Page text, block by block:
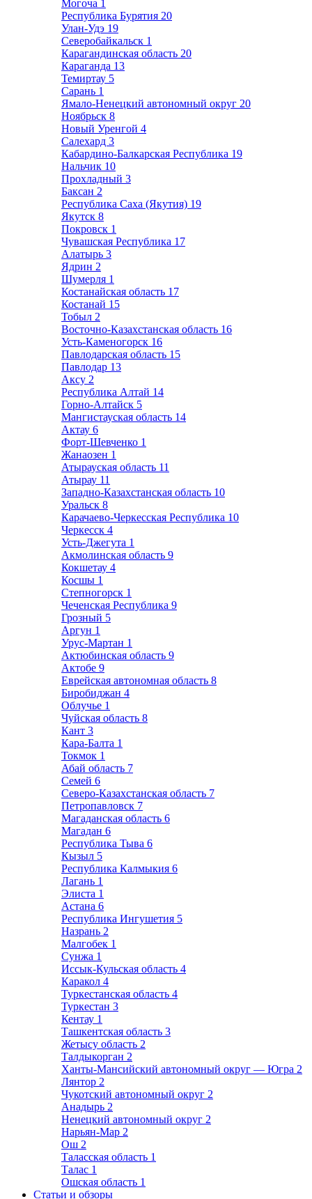
Могоча 1
Республика Бурятия 20
Улан-Удэ 19
Северобайкальск 1
Карагандинская область 20
Караганда 13
Темиртау 5
Сарань 1
Ямало-Ненецкий автономный округ 20
Ноябрьск 8
Новый Уренгой 4
Салехард 3
Кабардино-Балкарская Республика 19
Нальчик 10
Прохладный 3
Баксан 2
Республика Саха (Якутия) 19
Якутск 8
Покровск 1
Чувашская Республика 17
Алатырь 3
Ядрин 2
Шумерля 1
Костанайская область 17
Костанай 15
Тобыл 2
Восточно-Казахстанская область 16
Усть-Каменогорск 16
Павлодарская область 15
Павлодар 13
Аксу 2
Республика Алтай 14
Горно-Алтайск 5
Мангистауская область 14
Актау 6
Форт-Шевченко 1
Жанаозен 1
Атырауская область 11
Атырау 11
Западно-Казахстанская область 10
Уральск 8
Карачаево-Черкесская Республика 10
Черкесск 4
Усть-Джегута 1
Акмолинская область 9
Кокшетау 4
Косшы 1
Степногорск 1
Чеченская Республика 9
Грозный 5
Аргун 1
Урус-Мартан 1
Актюбинская область 9
Актобе 9
Еврейская автономная область 8
Биробиджан 4
Облучье 1
Чуйская область 8
Кант 3
Кара-Балта 1
Токмок 1
Абай область 7
Семей 6
Северо-Казахстанская область 7
Петропавловск 7
Магаданская область 6
Магадан 6
Республика Тыва 6
Кызыл 5
Республика Калмыкия 6
Лагань 1
Элиста 1
Астана 6
Республика Ингушетия 5
Назрань 2
Малгобек 1
Сунжа 1
Иссык-Кульская область 4
Каракол 4
Туркестанская область 4
Туркестан 3
Кентау 1
Ташкентская область 3
Жетысу область 2
Талдыкорган 2
Ханты-Мансийский автономный округ — Югра 2
Лянтор 2
Чукотский автономный округ 2
Анадырь 2
Ненецкий автономный округ 2
Нарьян-Мар 2
Ош 2
Таласская область 1
Талас 1
Ошская область 1
Статьи и обзоры